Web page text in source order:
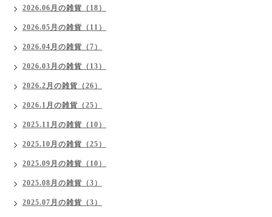
2026.06月の雑貨（18）
2026.05月の雑貨（11）
2026.04月の雑貨（7）
2026.03月の雑貨（13）
2026.2月の雑貨（26）
2026.1月の雑貨（25）
2025.11月の雑貨（10）
2025.10月の雑貨（25）
2025.09月の雑貨（10）
2025.08月の雑貨（3）
2025.07月の雑貨（3）